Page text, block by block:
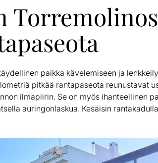
paikka kävelemiseen ja
pitkää rantapaseota reunustavat
ilmapiirin. Se on myös ihanteellinen
auringonlaskua. Kesäisin